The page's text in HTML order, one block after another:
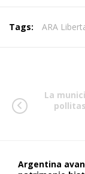
Tags: ARA
La
Argentina